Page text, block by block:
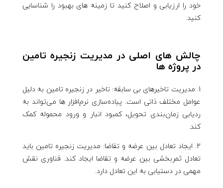
خود را ارزیابی و اصلاح کنید تا زمینه های بهبود را شناسایی
کنید.
چالش های اصلی در مدیریت زنجیره تامین
در پروژه ها
1. مدیریت تاخیرهای بی سابقه: تاخیر در زنجیره تامین به دلیل
عوامل مختلف ذاتی است. پیاده‌سازی نرم‌افزار ها می‌تواند به
ردیابی زمان‌بندی تحویل، کمبود انبار و ورود محموله کمک
کند.
2. ایجاد تعادل بین عرضه و تقاضا: مدیریت زنجیره تامین باید
تعادل ثمربخشی بین عرضه و تقاضا ایجاد کند. فناوری نقش
مهمی در دستیابی به این تعادل دارد.